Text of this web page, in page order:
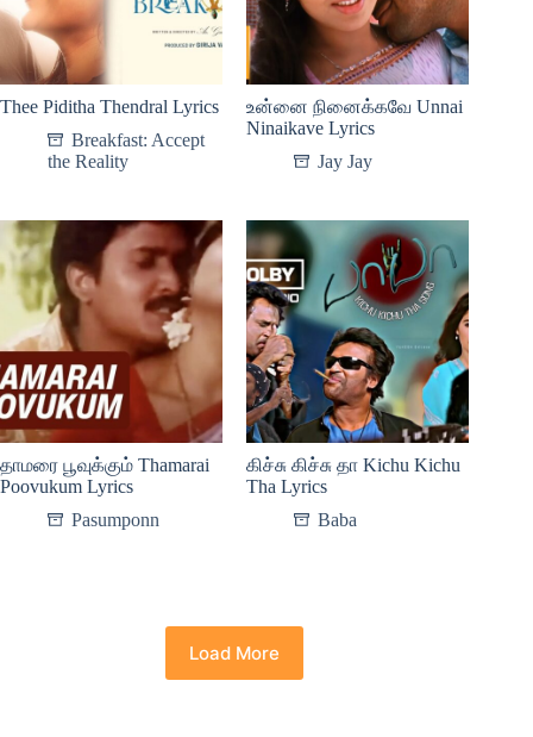
Thee Piditha Thendral Lyrics
Breakfast: Accept
the Reality
உன்னை நினைக்கவே Unnai
Ninaikave Lyrics
Jay Jay
தாமரை பூவுக்கும் Thamarai
Poovukum Lyrics
Pasumponn
கிச்சு கிச்சு தா Kichu Kichu
Tha Lyrics
Baba
Load More